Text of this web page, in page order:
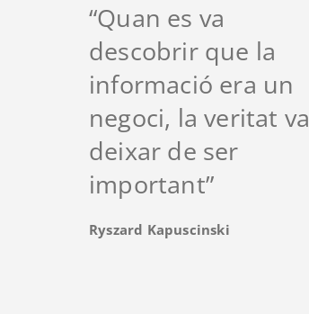
“Quan es va
descobrir que la
informació era un
negoci, la veritat va
deixar de ser
important”
Ryszard Kapuscinski